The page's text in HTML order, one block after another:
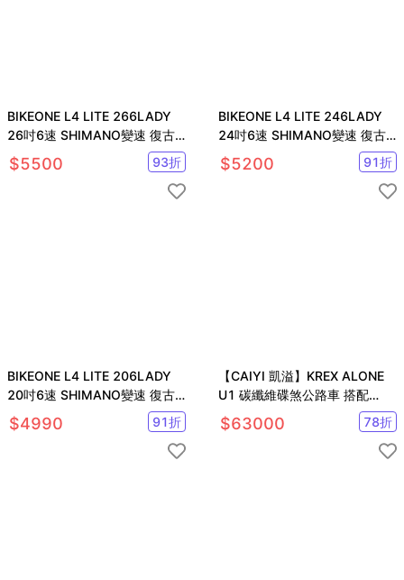
BIKEONE L4 LITE 266LADY
26吋6速 SHIMANO變速 復古
時尚菜籃款淑女車
$5500 93折
BIKEONE L4 LITE 246LADY
24吋6速 SHIMANO變速 復古
時尚菜籃款淑女車
$5200 91折
BIKEONE L4 LITE 206LADY
20吋6速 SHIMANO變速 復古
時尚菜籃款淑女車
$4990 91折
【CAIYI 凱溢】KREX ALONE
U1 碳纖維碟煞公路車 搭配
Shimano 105 12速油壓機械套
件
$63000 78折